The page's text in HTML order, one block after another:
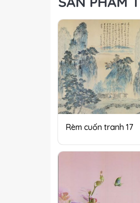
Rèm cuốn tranh 17